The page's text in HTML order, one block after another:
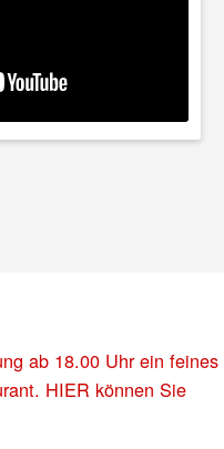
ab 18.00 Uhr ein feines
HIER können Sie